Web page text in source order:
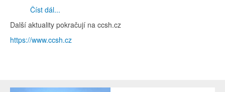
Číst dál...
Další aktuality pokračují na ccsh.cz
https://www.ccsh.cz